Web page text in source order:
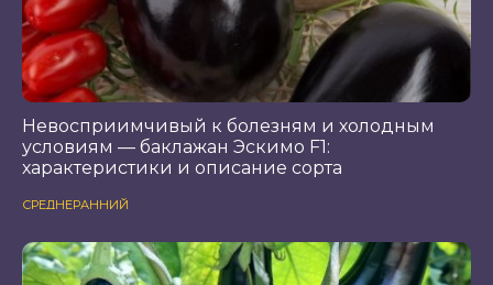
Невосприимчивый к болезням и холодным
условиям — баклажан Эскимо F1:
характеристики и описание сорта
СРЕДНЕРАННИЙ